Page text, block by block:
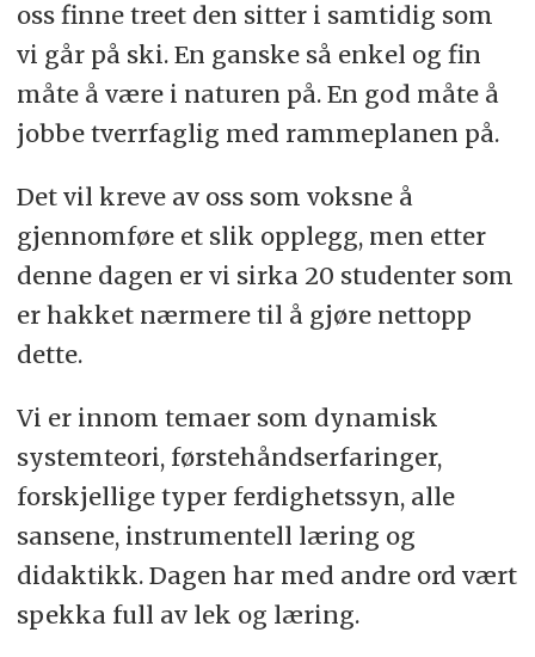
oss finne treet den sitter i samtidig som
vi går på ski. En ganske så enkel og fin
måte å være i naturen på. En god måte å
jobbe tverrfaglig med rammeplanen på.
Det vil kreve av oss som voksne å
gjennomføre et slik opplegg, men etter
denne dagen er vi sirka 20 studenter som
er hakket nærmere til å gjøre nettopp
dette.
Vi er innom temaer som dynamisk
systemteori, førstehåndserfaringer,
forskjellige typer ferdighetssyn, alle
sansene, instrumentell læring og
didaktikk. Dagen har med andre ord vært
spekka full av lek og læring.